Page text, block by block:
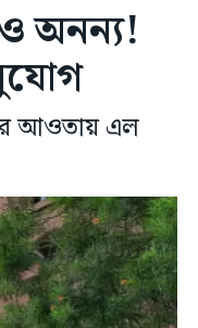
ও অনন্য!
আওতায় এল